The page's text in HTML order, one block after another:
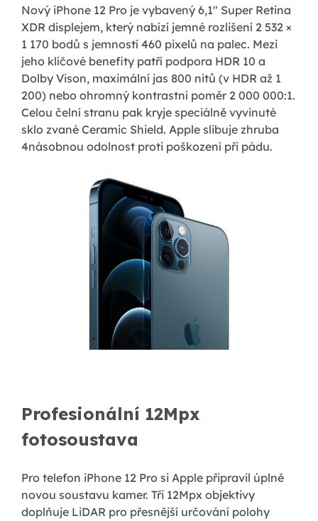
Nový iPhone 12 Pro je vybavený 6,1" Super Retina
XDR displejem, který nabízí jemné rozlišení 2 532 ×
1 170 bodů s jemností 460 pixelů na palec. Mezi
jeho klíčové benefity patří podpora HDR 10 a
Dolby Vison, maximální jas 800 nitů (v HDR až 1
200) nebo ohromný kontrastní poměr 2 000 000:1.
Celou čelní stranu pak kryje speciálně vyvinuté
sklo zvané Ceramic Shield. Apple slibuje zhruba
4násobnou odolnost proti poškození při pádu.
Profesionální 12Mpx
fotosoustava
Pro telefon iPhone 12 Pro si Apple připravil úplně
novou soustavu kamer. Tři 12Mpx objektivy
doplňuje LiDAR pro přesnější určování polohy